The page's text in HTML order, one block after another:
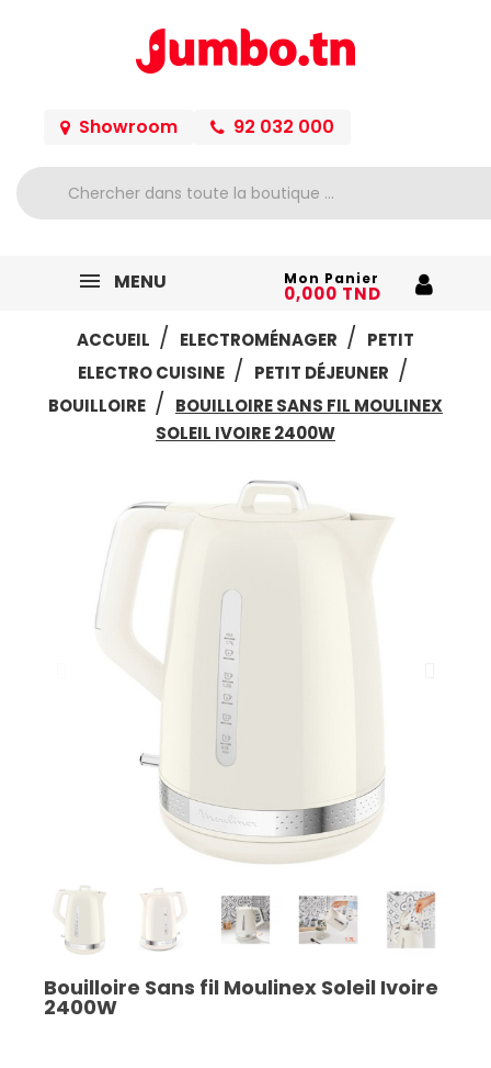
Showroom 92 032 000
MENU Mon Panier
0,000 TND
ACCUEIL
ELECTROMÉNAGER
PETIT
ELECTRO CUISINE
PETIT DÉJEUNER
BOUILLOIRE
BOUILLOIRE SANS FIL MOULINEX
SOLEIL IVOIRE 2400W
Bouilloire Sans fil Moulinex Soleil Ivoire
2400W